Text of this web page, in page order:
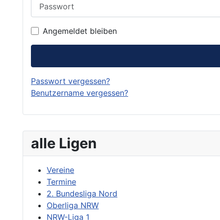
alle Ligen
Vereine
Termine
2. Bundesliga Nord
Oberliga NRW
NRW-Liga 1
Angemeldet bleiben
Passwort vergessen?
Benutzername vergessen?